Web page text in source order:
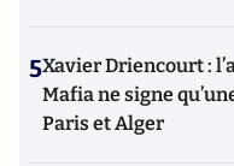
5Xavier Driencourt :
Mafia ne signe
Paris et Alger